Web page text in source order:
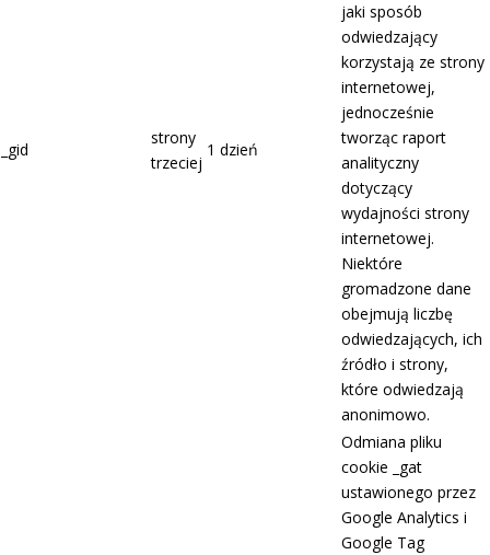
_gid
strony
trzeciej
1 dzień
jaki sposób
odwiedzający
korzystają ze strony
internetowej,
jednocześnie
tworząc raport
analityczny
dotyczący
wydajności strony
internetowej.
Niektóre
gromadzone dane
obejmują liczbę
odwiedzających, ich
źródło i strony,
które odwiedzają
anonimowo.
Odmiana pliku
cookie _gat
ustawionego przez
Google Analytics i
Google Tag